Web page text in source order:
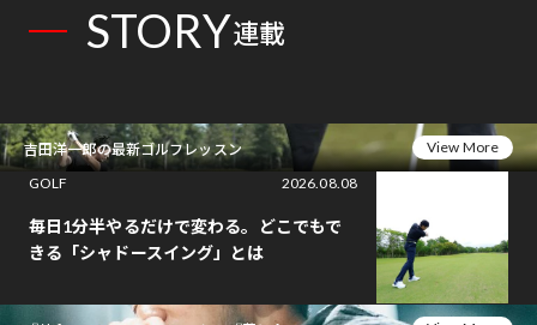
STORY連載
吉田洋一郎の最新ゴルフレッスン
View More
GOLF
2026.08.08
毎日1分半やるだけで変わる。どこでもで
きる「シャドースイング」とは